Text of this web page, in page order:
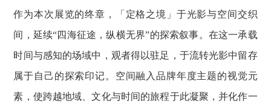
作为本次展览的终章，「定格之境」于光影与空间交织
间，延续“四海征途，纵横无界”的探索叙事。在这一承载
时间与感知的场域中，观者得以驻足，于流转光影中留存
属于自己的探索印记。空间融入品牌年度主题的视觉元
素，使跨越地域、文化与时间的旅程于此凝聚，并化作一